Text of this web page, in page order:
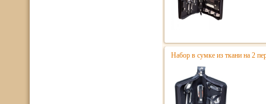
Набор в сумке из ткани на 2